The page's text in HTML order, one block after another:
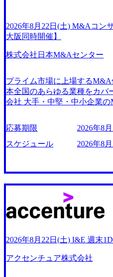
2026年8月22日(土) M&Aコン
大阪同時開催】
株式会社日本M&Aセンター
プライム市場に上場する
本全国のあらゆる業種をカバ
会社 大手・中堅・中小企業
ティングにも領域を拡大して
100％出資で立ち上げなども
来像はＭ＆Ａの総合企業とし
の発展に貢献する 全国の金
所、商工会議所、コンサル会
全国M&Aネットワークから
行の9割、信用金庫の7割（全
古屋をはじめとする全国の商
apis.com/our-vision-
5144111_e9a29b96-41b4-4cfc-
主総会アーカイブ動画」
0625_movie/) 成約件数：
億円（過去最高＆14期連続増
最高） 戦略投資、人材投資
応募期限
2026年8
スケジュール
2026年8
2026年8月22日(土) I&E 週末
アクセンチュア株式会社